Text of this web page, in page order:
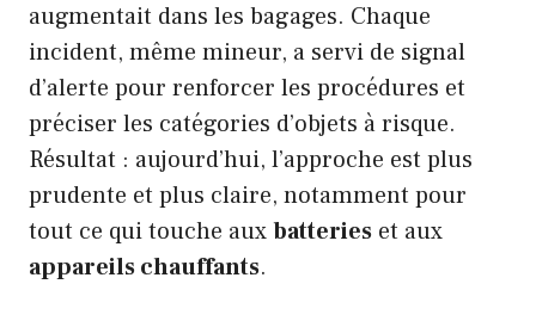
augmentait dans les bagages. Chaque
incident, même mineur, a servi de signal
d’alerte pour renforcer les procédures et
préciser les catégories d’objets à risque.
Résultat : aujourd’hui, l’approche est plus
prudente et plus claire, notamment pour
tout ce qui touche auxbatteries et aux
appareils chauffants.